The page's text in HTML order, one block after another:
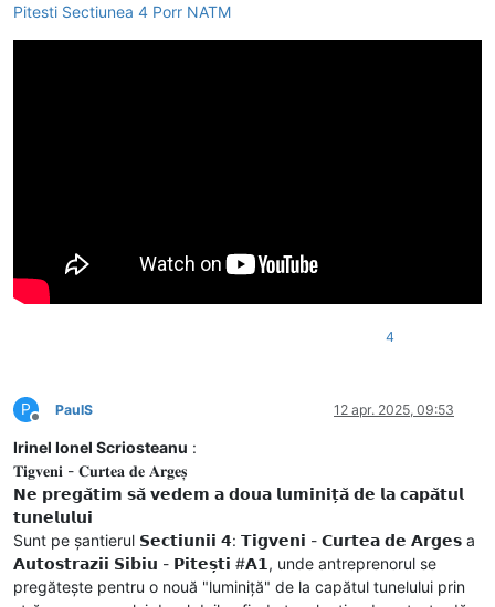
Pitesti Sectiunea 4 Porr NATM
4
P
Deconectat
PaulS 12 apr. 2025, 09:53
Irinel Ionel Scriosteanu :
𝐓𝐢𝐠𝐯𝐞𝐧𝐢 - 𝐂𝐮𝐫𝐭𝐞𝐚 𝐝𝐞 𝐀𝐫𝐠𝐞𝐬̦
𝗡𝗲 𝗽𝗿𝗲𝗴𝗮̆𝘁𝗶𝗺 𝘀𝗮̆ 𝘃𝗲𝗱𝗲𝗺 𝗮 𝗱𝗼𝘂𝗮 𝗹𝘂𝗺𝗶𝗻𝗶𝘁̦𝗮̆ 𝗱𝗲 𝗹𝗮 𝗰𝗮𝗽𝗮̆𝘁𝘂𝗹
𝘁𝘂𝗻𝗲𝗹𝘂𝗹𝘂𝗶
Sunt pe șantierul 𝗦𝗲𝗰𝘁𝗶𝘂𝗻𝗶𝗶 𝟰: 𝗧𝗶𝗴𝘃𝗲𝗻𝗶 - 𝗖𝘂𝗿𝘁𝗲𝗮 𝗱𝗲 𝗔𝗿𝗴𝗲𝘀 a
𝗔𝘂𝘁𝗼𝘀𝘁𝗿𝗮𝘇𝗶𝗶 𝗦𝗶𝗯𝗶𝘂 - 𝗣𝗶𝘁𝗲𝘀̦𝘁𝗶 #𝗔𝟭, unde antreprenorul se
pregătește pentru o nouă "luminiță" de la capătul tunelului prin